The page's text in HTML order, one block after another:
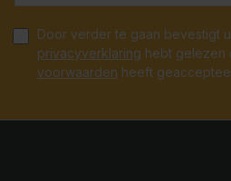
Door verder te gaan bevestigt
privacyverklaring hebt gelezen
voorwaarden heeft